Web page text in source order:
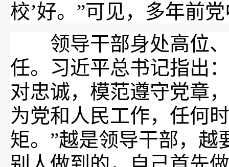
校’好。”可见，多年前
领导干部身处高位、
任。习近平总书记指出
对忠诚，模范遵守党章
为党和人民工作，任何
矩。”越是领导干部，